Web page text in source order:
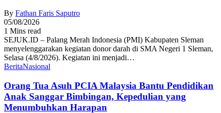
By Fathan Faris Saputro
05/08/2026
1 Mins read
SEJUK.ID – Palang Merah Indonesia (PMI) Kabupaten Sleman
menyelenggarakan kegiatan donor darah di SMA Negeri 1 Sleman,
Selasa (4/8/2026). Kegiatan ini menjadi…
BeritaNasional
Orang Tua Asuh PCIA Malaysia Bantu Pendidikan
Anak Sanggar Bimbingan, Kepedulian yang
Menumbuhkan Harapan